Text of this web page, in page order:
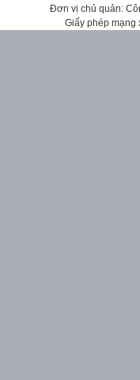
Đơn vị chủ quản:
Giấy phép mạng